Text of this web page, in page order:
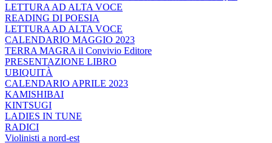
LETTURA AD ALTA VOCE
READING DI POESIA
LETTURA AD ALTA VOCE
CALENDARIO MAGGIO 2023
TERRA MAGRA il Convivio Editore
PRESENTAZIONE LIBRO
UBIQUITÀ
CALENDARIO APRILE 2023
KAMISHIBAI
KINTSUGI
LADIES IN TUNE
RADICI
Violinisti a nord-est